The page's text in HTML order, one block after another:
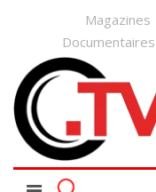
Magazines
Documentaires